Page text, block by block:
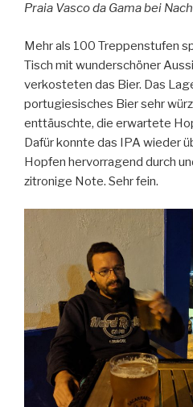
Praia Vasco da Gama bei
Mehr als 100 Treppenstufen
Tisch mit wunderschöner
verkosteten das Bier. Das
portugiesisches Bier sehr
enttäuschte, die erwartete
Dafür konnte das IPA wieder
Hopfen hervorragend durch
zitronige Note. Sehr fein.